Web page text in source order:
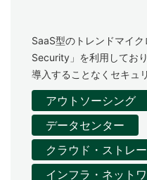
SaaS型のトレンドマイ
Security」を利用してお
導入することなくセキュ
アウトソーシング
データセンター
クラウド・ストレ
インフラ・ネット